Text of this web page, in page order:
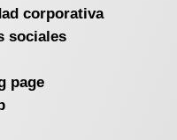
corporativa
sociales
page